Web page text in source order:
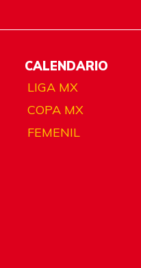
CALENDARIO
LIGA MX
COPA MX
FEMENIL